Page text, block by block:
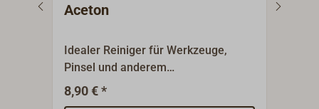
Aceton
Idealer Reiniger für Werkzeuge,
Pinsel und anderem
Arbeitsmaterialien. Reinigt gründlich
und mühelos Verunreinigungen
8,90 € *